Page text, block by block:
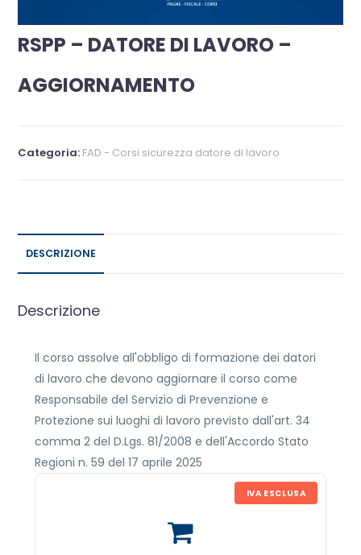
RSPP – DATORE DI LAVORO –
AGGIORNAMENTO
Categoria: FAD - Corsi sicurezza datore di lavoro
DESCRIZIONE
Descrizione
Il corso assolve all'obbligo di formazione dei datori
di lavoro che devono aggiornare il corso come
Responsabile del Servizio di Prevenzione e
Protezione sui luoghi di lavoro previsto dall'art. 34
comma 2 del D.Lgs. 81/2008 e dell'Accordo Stato
Regioni n. 59 del 17 aprile 2025
IVA ESCLUSA